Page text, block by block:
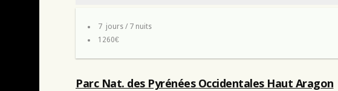
7 jours / 7 nuits
1260€
Parc Nat. des Pyrénées OccidentalesHaut Aragon